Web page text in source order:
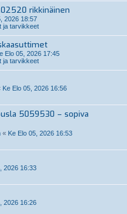
rikkinäinen
2026 18:57
ja tarvikkeet
Elo 05, 2026 17:45
ja tarvikkeet
Ke Elo 05, 2026 16:56
5059530 – sopiva
« Ke Elo 05, 2026 16:53
2026 16:33
2026 16:26